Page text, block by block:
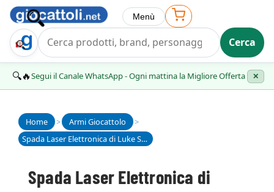
Trova Regalo Cerca
Menù
🔍🔥Segui il Canale WhatsApp - Ogni mattina la Migliore Offerta ✕
Home > Armi Giocattolo
>
Spada Laser Elettronica di Luke Skywalker, Star Wars Hasbro F6906
Spada Laser Elettronica di